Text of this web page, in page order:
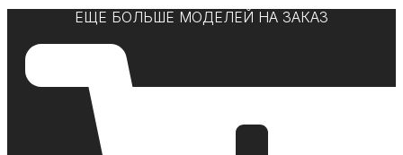
ЕЩЕ БОЛЬШЕ МОДЕЛЕЙ НА ЗАКАЗ